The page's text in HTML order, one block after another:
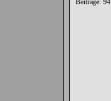
Beiträge: 94